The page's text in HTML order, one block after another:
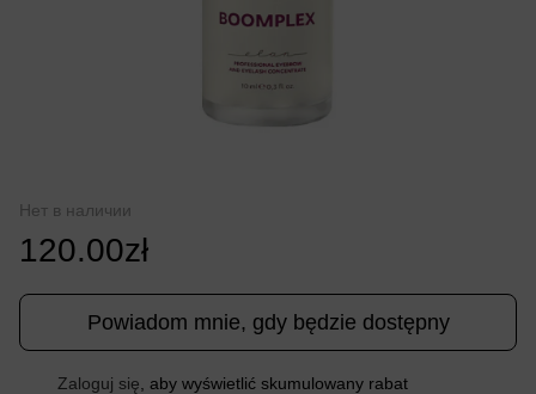
Нет в наличии
120.00zł
Powiadom mnie, gdy będzie dostępny
Zaloguj się , aby wyświetlić skumulowany rabat